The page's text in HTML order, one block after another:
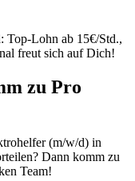
Top-Lohn ab 15€/Std.,
freut sich auf Dich!
zu Pro
(m/w/d) in
Dann komm zu
Team!